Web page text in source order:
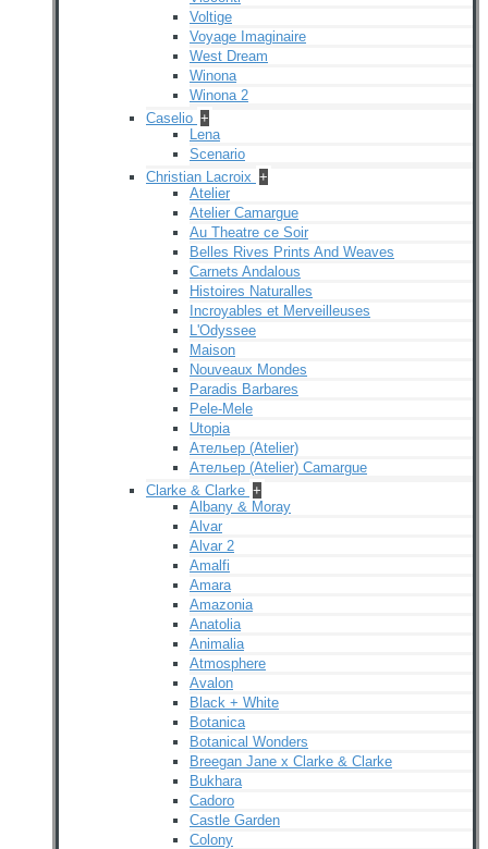
Voltige
Voyage Imaginaire
West Dream
Winona
Winona 2
Caselio +
Lena
Scenario
Christian Lacroix +
Atelier
Atelier Camargue
Au Theatre ce Soir
Belles Rives Prints And Weaves
Carnets Andalous
Histoires Naturalles
Incroyables et Merveilleuses
L'Odyssee
Maison
Nouveaux Mondes
Paradis Barbares
Pele-Mele
Utopia
Ательер (Atelier)
Ательер (Atelier) Camargue
Clarke & Clarke +
Albany & Moray
Alvar
Alvar 2
Amalfi
Amara
Amazonia
Anatolia
Animalia
Atmosphere
Avalon
Black + White
Botanica
Botanical Wonders
Breegan Jane x Clarke & Clarke
Bukhara
Cadoro
Castle Garden
Colony